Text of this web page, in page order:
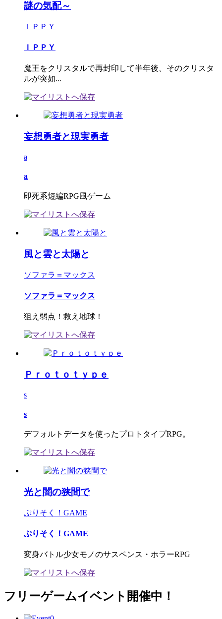
謎の気配～
ＩＰＰＹ
ＩＰＰＹ
魔王をクリスタルで再封印して半年後、そのクリスタ
ルが突如...
妄想勇者と現実勇者
a
a
即死系短編RPG風ゲーム
風と雲と太陽と
ソファラ＝マックス
ソファラ＝マックス
狙え弱点！救え地球！
Ｐｒｏｔｏｔｙｐｅ
s
s
デフォルトデータを使ったプロトタイプRPG。
光と闇の狭間で
ぷりそく！GAME
ぷりそく！GAME
変身バトル少女モノのサスペンス・ホラーRPG
フリーゲームイベント開催中！